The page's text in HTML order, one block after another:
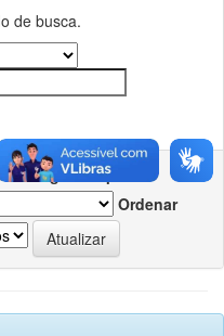
de busca.
registros por
Ordenar